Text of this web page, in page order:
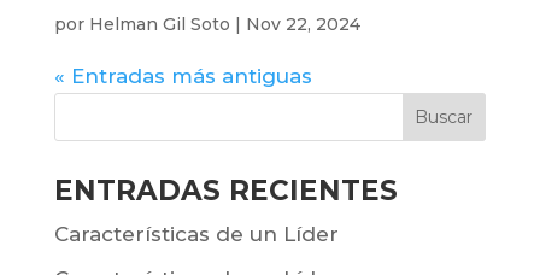
por Helman Gil Soto | Nov 22, 2024
« Entradas más antiguas
ENTRADAS RECIENTES
Características de un Líder